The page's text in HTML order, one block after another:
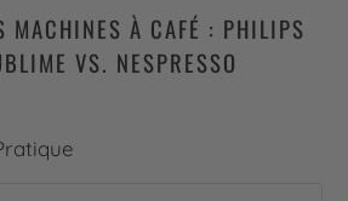
MACHINES À CAFÉ : PHILIPS
VS. NESPRESSO